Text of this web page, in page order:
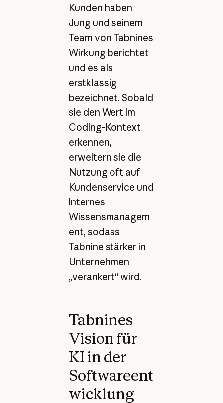
Kunden haben
Jung und seinem
Team von Tabnines
Wirkung berichtet
und es als
erstklassig
bezeichnet. Sobald
sie den Wert im
Coding-Kontext
erkennen,
erweitern sie die
Nutzung oft auf
Kundenservice und
internes
Wissensmanagem
ent, sodass
Tabnine stärker in
Unternehmen
„verankert“ wird.
Tabnines
Vision für
KI in der
Softwareent
wicklung